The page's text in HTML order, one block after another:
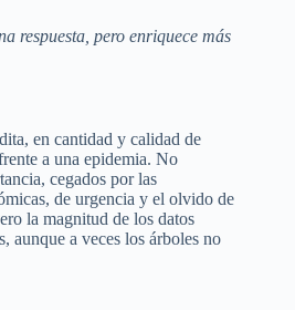
respuesta, pero enriquece más
en cantidad y calidad de
a una epidemia. No
cegados por las
de urgencia y el olvido de
la magnitud de los datos
aunque a veces los árboles no